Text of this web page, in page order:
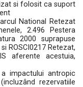
si folosit ca suport
National Retezat
2.496 Pestera
2000 suprapuse
ROSCI0217 Retezat,
aferente acestuia,
impactului antropic
rezervatiile